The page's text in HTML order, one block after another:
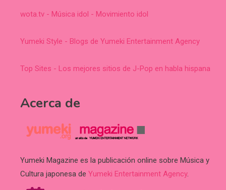
wota.tv - Música idol - Movimiento idol
Yumeki Style - Blogs de Yumeki Entertainment Agency
Top Sites - Los mejores sitios de J-Pop en habla hispana
Acerca de
Yumeki Magazine es la publicación online sobre Música y
Cultura japonesa de Yumeki Entertainment Agency.